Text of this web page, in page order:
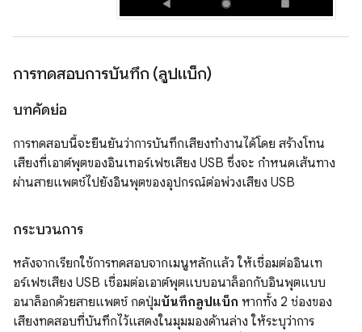
การทดสอบการบันทึก (ลูปแบ็ก)
บทคัดย่อ
การทดสอบนี้จะยืนยันว่าการบันทึกเสียงทำงานได้โดย สร้างโทน
เสียงที่เอาต์พุตของอินเทอร์เฟซเสียง USB ซึ่งจะ กำหนดเส้นทาง
ผ่านสายแพตช์ไปยังอินพุตของอุปกรณ์ต่อพ่วงเสียง USB
กระบวนการ
หลังจากเรียกใช้การทดสอบจากเมนูหลักแล้ว ให้เชื่อมต่ออินเท
อร์เฟซเสียง USB เชื่อมต่อเอาต์พุตแบบอนาล็อกกับอินพุตแบบ
อนาล็อกด้วยสายแพตช์ กดปุ่มบันทึกลูปแบ็ก หากทั้ง 2 ช่องของ
เสียงทดสอบที่บันทึกไว้แสดงในมุมมองด้านล่าง ให้ระบุว่าการ